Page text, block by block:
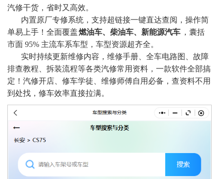
汽修干货，省时又高效。
内置原厂专修系统，支持超链接一键直达查阅，操作简
单易上手！全面覆盖燃油车、柴油车、新能源汽车 ，囊括
市面 95% 主流车系车型，车型资源超齐全。
实时持续更新维修内容，维修手册、全车电路图、故障
排查教程、拆装流程等各类汽修常用资料，一款软件全部搞
定！汽修开店、修车学徒、维修师傅自用必备，查资料不用
到处找，修车效率直接拉满。